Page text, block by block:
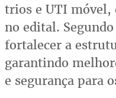
trios e UTI móvel,
no edital.
fortalecer a
garantindo
e segurança para